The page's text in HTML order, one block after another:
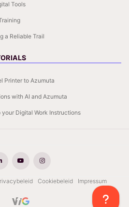
Tools
a Reliable Trail
Printer to Azumuta
with AI and Azumuta
Digital Work Instructions
Cookiebeleid Impressum